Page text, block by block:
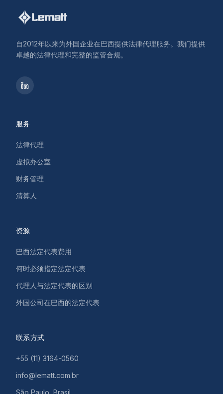
自2012年以来为外国企业在巴西提供法律代理服务。我们提供
卓越的法律代理和完整的监管合规。
服务
法律代理
虚拟办公室
财务管理
清算人
资源
巴西法定代表费用
何时必须指定法定代表
代理人与法定代表的区别
外国公司在巴西的法定代表
联系方式
+55 (11) 3164-0560
info@lematt.com.br
São Paulo, Brasil